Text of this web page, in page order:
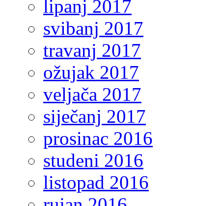
lipanj 2017
svibanj 2017
travanj 2017
ožujak 2017
veljača 2017
siječanj 2017
prosinac 2016
studeni 2016
listopad 2016